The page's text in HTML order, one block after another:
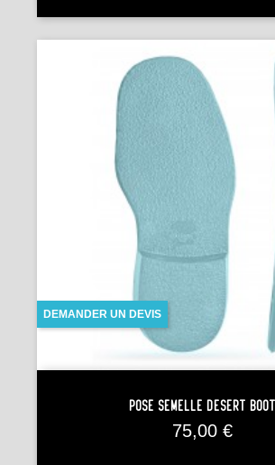
Pose Semelle DESERT BOOT
Prix
75,00 €
DEMANDER UN DEVIS